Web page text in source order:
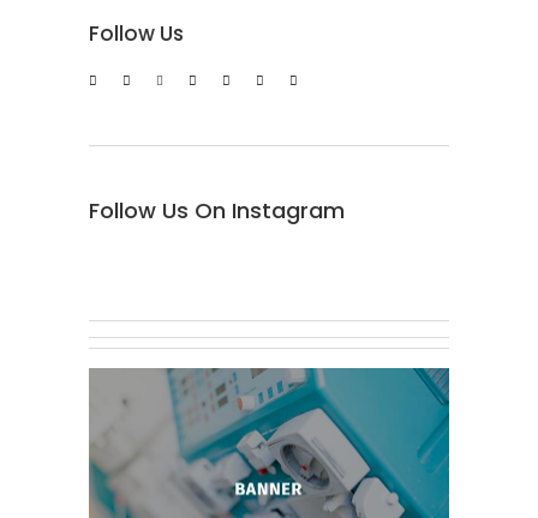
Follow Us
Follow Us On Instagram